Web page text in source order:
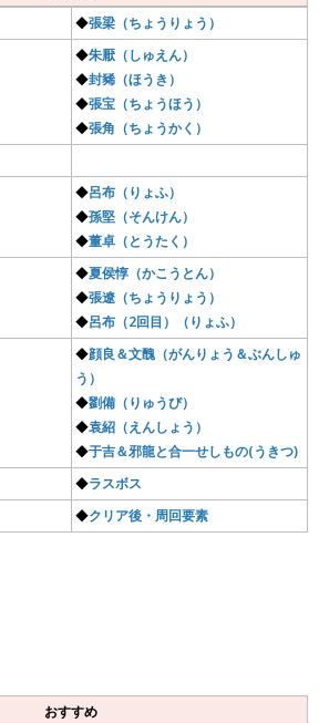
◆張梁（ちょうりょう）
◆朱厭（しゅえん）
◆封豨（ほうき）
◆張宝（ちょうほう）
◆張角（ちょうかく）
◆呂布（りょふ）
◆孫堅（そんけん）
◆董卓（とうたく）
◆夏侯惇（かこうとん）
◆張遼（ちょうりょう）
◆呂布（2回目）（りょふ）
◆顔良＆文醜（がんりょう＆ぶんしゅ
う）
◆劉備（りゅうび）
◆袁紹（えんしょう）
◆于吉＆邪龍と合一せしもの(うきつ)
◆ラスボス
◆クリア後・周回要素
おすすめ